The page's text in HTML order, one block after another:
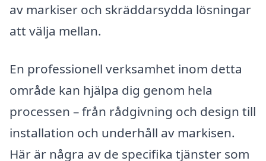
av markiser och skräddarsydda lösningar
att välja mellan.
En professionell verksamhet inom detta
område kan hjälpa dig genom hela
processen – från rådgivning och design till
installation och underhåll av markisen.
Här är några av de specifika tjänster som